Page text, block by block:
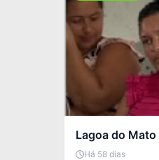
Lagoa do
Há 58 dias